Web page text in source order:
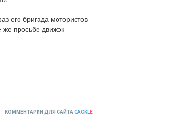
его бригада мотористов
же просьбе движок
КОММЕНТАРИИ ДЛЯ САЙТА CACKLE